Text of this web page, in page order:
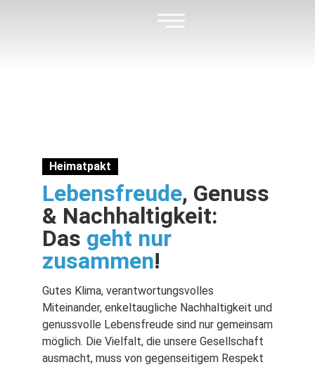
Heimatpakt
Lebensfreude, Genuss
& Nachhaltigkeit:
Das geht nur
zusammen!
Gutes Klima, verantwortungsvolles
Miteinander, enkeltaugliche Nachhaltigkeit und
genussvolle Lebensfreude sind nur gemeinsam
möglich. Die Vielfalt, die unsere Gesellschaft
ausmacht, muss von gegenseitigem Respekt